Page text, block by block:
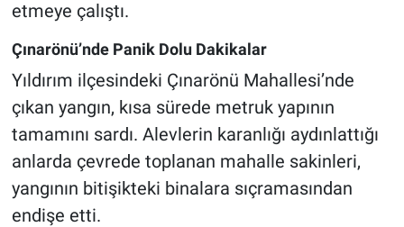
etmeye çalıştı.
Çınarönü’nde Panik Dolu Dakikalar
Yıldırım ilçesindeki Çınarönü Mahallesi’nde
çıkan yangın, kısa sürede metruk yapının
tamamını sardı. Alevlerin karanlığı aydınlattığı
anlarda çevrede toplanan mahalle sakinleri,
yangının bitişikteki binalara sıçramasından
endişe etti.